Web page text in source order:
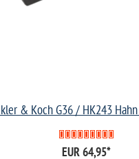
& Koch G36 / HK243
EUR 64,95*